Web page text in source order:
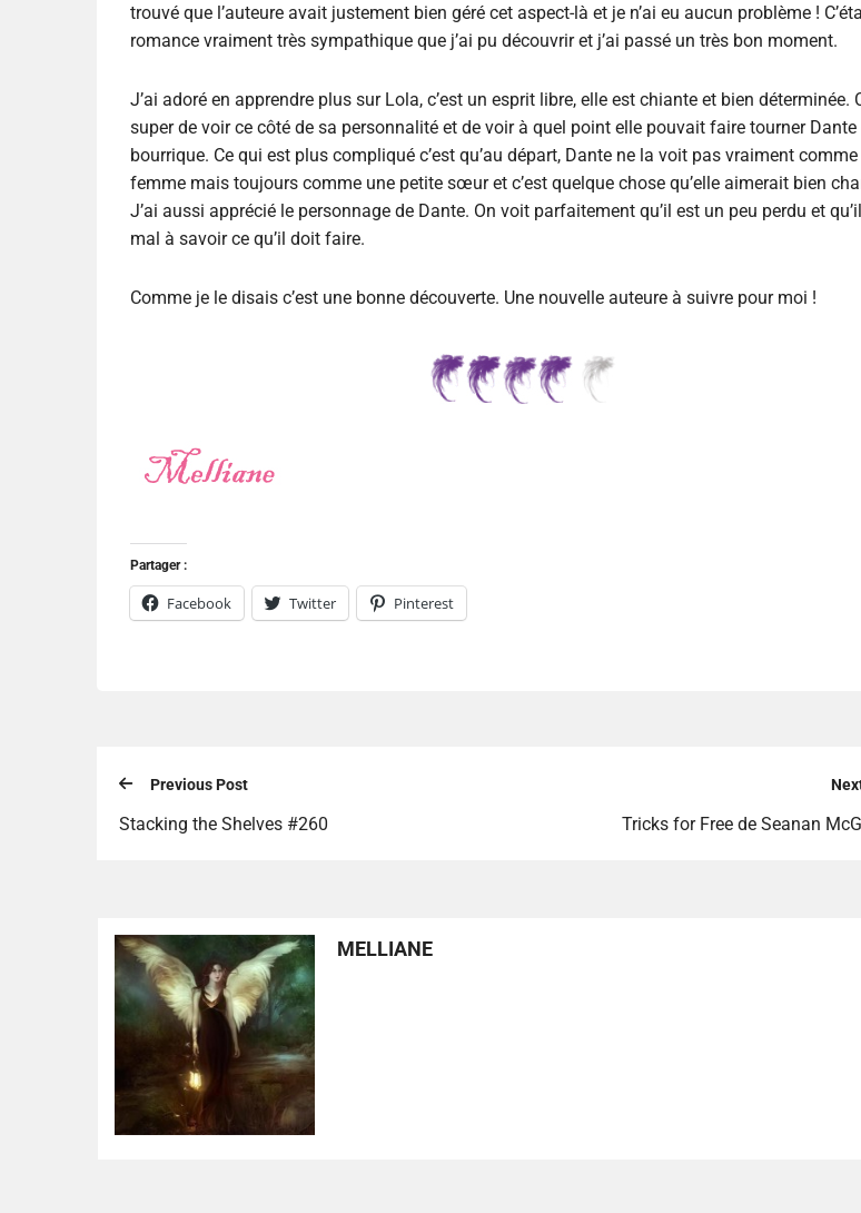
trouvé que l’auteure avait justement bien géré cet aspect-là et je n’ai eu aucun problème !
romance vraiment très sympathique que j’ai pu découvrir et j’ai passé un très bon moment.
J’ai adoré en apprendre plus sur Lola, c’est un esprit libre, elle est chiante et bien déterminée.
super de voir ce côté de sa personnalité et de voir à quel point elle pouvait faire tourner Dante
bourrique. Ce qui est plus compliqué c’est qu’au départ, Dante ne la voit pas vraiment
femme mais toujours comme une petite sœur et c’est quelque chose qu’elle aimerait bien
J’ai aussi apprécié le personnage de Dante. On voit parfaitement qu’il est un peu perdu et
mal à savoir ce qu’il doit faire.
Comme je le disais c’est une bonne découverte. Une nouvelle auteure à suivre pour moi !
Partager :
Facebook Twitter Pinterest
Previous Post
Stacking the Shelves #260 Tricks for Free de Seanan
MELLIANE